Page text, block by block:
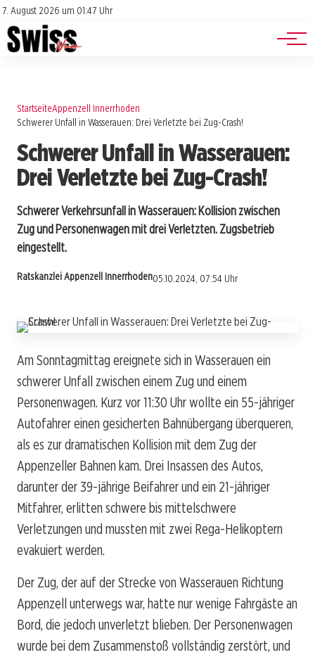
7. August 2026 um 01:47 Uhr
Impressum
Datenschutz
Jobs
Events
StartseiteAppenzell Innerrhoden
Schwerer Unfall in Wasserauen: Drei Verletzte bei Zug-Crash!
Schwerer Unfall in Wasserauen:
Drei Verletzte bei Zug-Crash!
Schwerer Verkehrsunfall in Wasserauen: Kollision zwischen
Zug und Personenwagen mit drei Verletzten. Zugsbetrieb
eingestellt.
Ratskanzlei Appenzell Innerrhoden05.10.2024, 07:54 Uhr
Am Sonntagmittag ereignete sich in Wasserauen ein
schwerer Unfall zwischen einem Zug und einem
Personenwagen. Kurz vor 11:30 Uhr wollte ein 55-jähriger
Autofahrer einen gesicherten Bahnübergang überqueren,
als es zur dramatischen Kollision mit dem Zug der
Appenzeller Bahnen kam. Drei Insassen des Autos,
darunter der 39-jährige Beifahrer und ein 21-jähriger
Mitfahrer, erlitten schwere bis mittelschwere
Verletzungen und mussten mit zwei Rega-Helikoptern
evakuiert werden.
Der Zug, der auf der Strecke von Wasserauen Richtung
Appenzell unterwegs war, hatte nur wenige Fahrgäste an
Bord, die jedoch unverletzt blieben. Der Personenwagen
wurde bei dem Zusammenstoß vollständig zerstört, und